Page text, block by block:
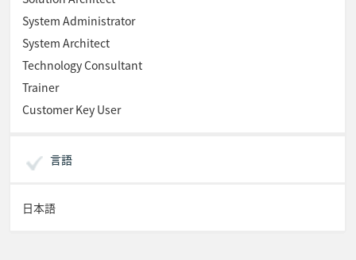
System Administrator
System Architect
Technology Consultant
Trainer
Customer Key User
言語
日本語